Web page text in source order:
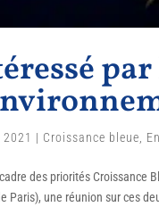
| Croissance bleue
des priorités Croissance
Paris), une réunion sur ces